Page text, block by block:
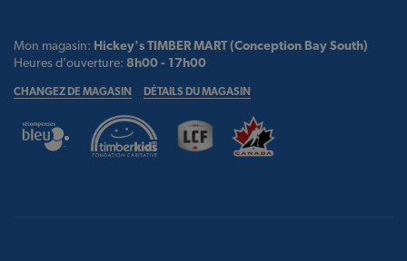
Mon magasin: Hickey's TIMBER MART (Conception Bay South)
Heures d'ouverture: 8h00 - 17h00
CHANGEZ DE MAGASIN DÉTAILS DU MAGASIN